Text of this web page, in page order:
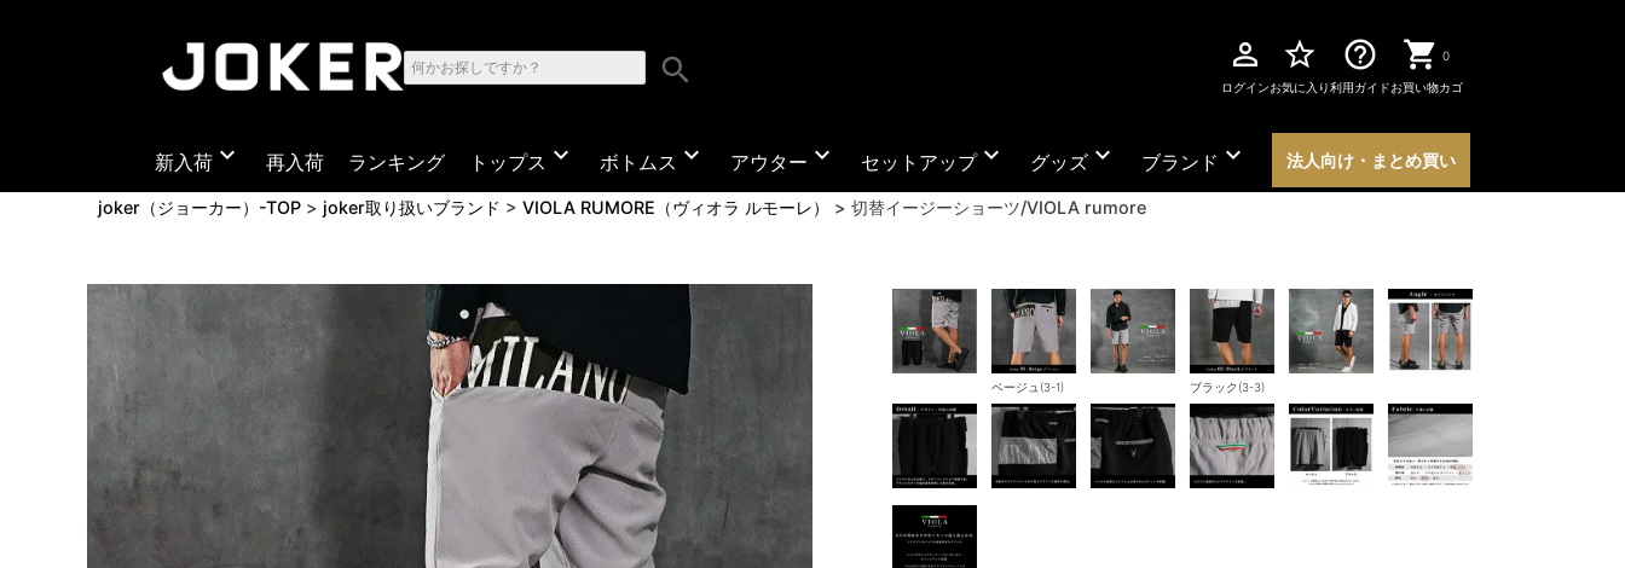
search perm_identity
ログイン
star_border
お気に入り
help_outline
利用ガイド
0
お買い物カゴ
新入荷 expand_more 再入荷 ランキング トップス expand_more ボトムス expand_more アウター expand_more セットアップexpand_more グッズ expand_more ブランド expand_more 法人向け・まとめ買い
joker（ジョーカー）-TOP joker取り扱いブランド VIOLA RUMORE（ヴィオラ ルモーレ） 切替イージーショーツ/VIOLA rumore
ベージュ(3-1) ブラック(3-3)